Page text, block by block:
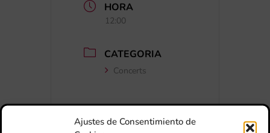
Ajustes de Consentimiento de
HORA
12:00
CATEGORIA
Concerts